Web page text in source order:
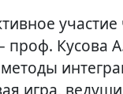
Кусова
игра,